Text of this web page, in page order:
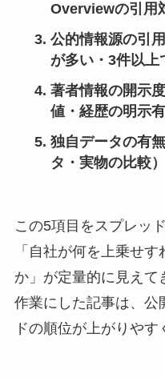
Overviewの引用
公的情報源の引
が多い・3件以上
著者情報の開示
値・経歴の明示有
独自データの有
タ・実物の比較）
この5項目をスプレッ
「自社が何を上乗せ
か」が定量的に見えて
作業にした記事は、公
ドの順位が上がりやす